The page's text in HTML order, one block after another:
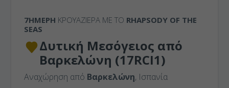
7ΉΜΕΡΗ ΚΡΟΥΑΖΙΕΡΑ ΜΕ ΤΟ RHAPSODY OF THE
SEAS
Δυτική Μεσόγειος από
Βαρκελώνη (17RCI1)
Αναχώρηση από Βαρκελώνη, Ισπανία